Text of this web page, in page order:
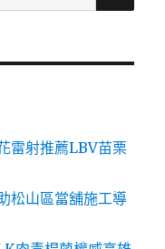
雷射推薦LBV苗栗
松山區當舖施工導